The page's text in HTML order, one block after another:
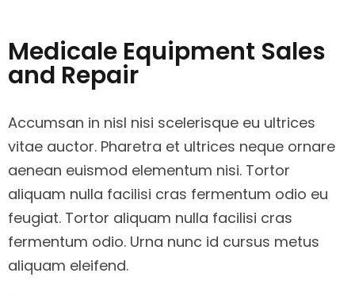
Medicale Equipment Sales
and Repair
Accumsan in nisl nisi scelerisque eu ultrices
vitae auctor. Pharetra et ultrices neque ornare
aenean euismod elementum nisi. Tortor
aliquam nulla facilisi cras fermentum odio eu
feugiat. Tortor aliquam nulla facilisi cras
fermentum odio. Urna nunc id cursus metus
aliquam eleifend.